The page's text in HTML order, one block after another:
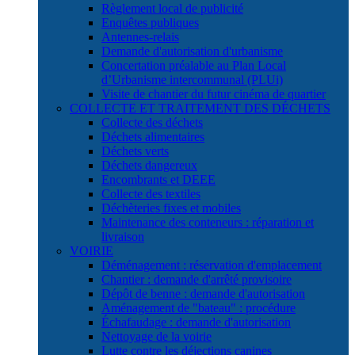
Règlement local de publicité
Enquêtes publiques
Antennes-relais
Demande d'autorisation d'urbanisme
Concertation préalable au Plan Local
d’Urbanisme intercommunal (PLUi)
Visite de chantier du futur cinéma de quartier
COLLECTE ET TRAITEMENT DES DÉCHETS
Collecte des déchets
Déchets alimentaires
Déchets verts
Déchets dangereux
Encombrants et DEEE
Collecte des textiles
Déchèteries fixes et mobiles
Maintenance des conteneurs : réparation et
livraison
VOIRIE
Déménagement : réservation d'emplacement
Chantier : demande d'arrêté provisoire
Dépôt de benne : demande d'autorisation
Aménagement de "bateau" : procédure
Échafaudage : demande d'autorisation
Nettoyage de la voirie
Lutte contre les déjections canines